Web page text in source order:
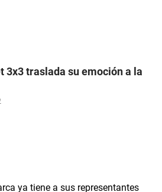
3x3 traslada su emoción a la